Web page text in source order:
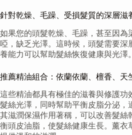
針對乾燥、毛躁、受損髮質的深層滋
如果您的頭髮乾燥、毛躁，甚至因為
啞，缺乏光澤。這時候，頭髮需要深
養能力可以幫助髮絲恢復健康與光澤。
推薦精油組合：依蘭依蘭、檀香、天
這些精油都具有極佳的滋養與修護功
髮絲光澤，同時幫助平衡皮脂分泌，
其滋潤保濕作用著稱，可以改善髮絲
衡頭皮油脂，使髮絲健康生長。薰衣